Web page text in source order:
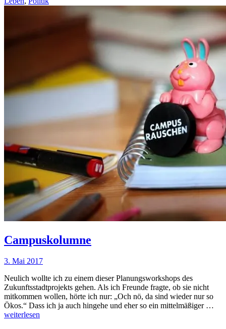
Campuskolumne
3. Mai 2017
Neulich wollte ich zu einem dieser Planungsworkshops des
Zukunftsstadtprojekts gehen. Als ich Freunde fragte, ob sie nicht
mitkommen wollen, hörte ich nur: „Och nö, da sind wieder nur so
Ökos.“ Dass ich ja auch hingehe und eher so ein mittelmäßiger …
weiterlesen